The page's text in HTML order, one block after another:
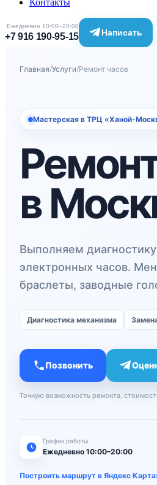
Контакты
Ежедневно 10:00–20:00
+7 916 190-95-15 Написать
Главная/Услуги/Ремонт часов
Мастерская в ТРЦ «Ханой-
в
Выполняем
электронных часов.
браслеты, заводные
Диагностика механизма
Позвонить
Точную возможность ремонта,
График работы
Ежедневно 10:00–20:00
Построить маршрут в Яндекс